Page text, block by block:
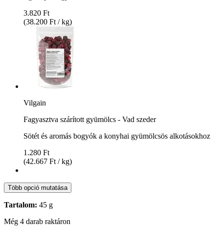
3.820 Ft
(38.200 Ft / kg)
Vilgain
Fagyasztva szárított gyümölcs - Vad szeder
Sötét és aromás bogyók a konyhai gyümölcsös alkotásokhoz
1.280 Ft
(42.667 Ft / kg)
Több opció mutatása
Tartalom: 45 g
Még 4 darab raktáron